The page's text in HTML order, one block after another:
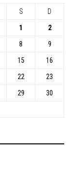
S D
1 2
8 9
15 16
22 23
29 30